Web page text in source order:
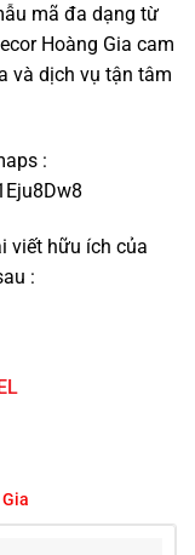
mã đa dạng từ
Hoàng Gia cam
và dịch vụ tận tâm
:
viết hữu ích của
: